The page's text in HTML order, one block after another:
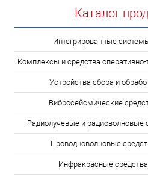
Каталог
Интегрированные
Комплексы и средства оперативно-
Устройства сбора и
Вибросейсмические
Радиолучевые и радиоволновые
Проводноволновые
Инфракрасные